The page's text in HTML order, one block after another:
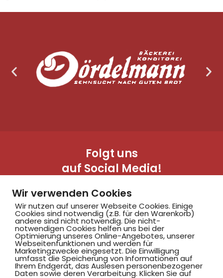
Folgt uns
auf Social Media!
Hammer SportClub 2008
Wir verwenden Cookies
Wir nutzen auf unserer Webseite Cookies. Einige
Cookies sind notwendig (z.B. für den Warenkorb)
andere sind nicht notwendig. Die nicht-
notwendigen Cookies helfen uns bei der
Optimierung unseres Online-Angebotes, unserer
Webseitenfunktionen und werden für
Marketingzwecke eingesetzt. Die Einwilligung
umfasst die Speicherung von Informationen auf
Ihrem Endgerät, das Auslesen personenbezogener
Daten sowie deren Verarbeitung. Klicken Sie auf